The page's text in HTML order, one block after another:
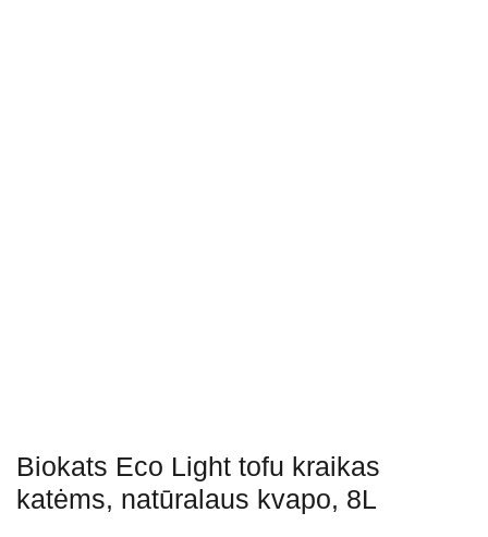
Biokats Eco Light tofu kraikas
katėms, natūralaus kvapo, 8L